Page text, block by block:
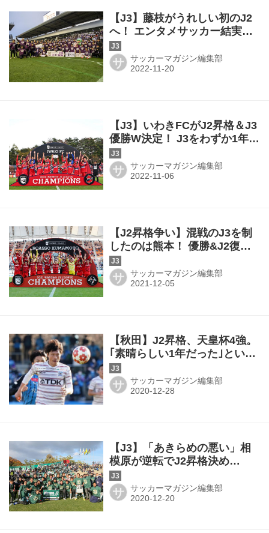
【J3】藤枝がうれしい初のJ2
へ！ エンタメサッカー結実で
須藤大輔監督「静岡の序列を
変えたい」
サ サッカーマガジン編集部
【J3】いわきFCがJ2昇格＆J3
優勝W決定！ J3をわずか1年で
駆け抜けて新たな挑戦へ
サ サッカーマガジン編集部
【J2昇格争い】混戦のJ3を制
したのは熊本！ 優勝&J2復帰
が決定。岩手は2位で悲願のJ2
初昇格を決める！
サ サッカーマガジン編集部
【秋田】J2昇格、天皇杯4強。
｢素晴らしい1年だった｣という
加賀健一の述懐
サ サッカーマガジン編集部
【J3】「あきらめの悪い」相
模原が逆転でJ2昇格決め
る！ 長野は最終節で岩手に
敗戦
サ サッカーマガジン編集部